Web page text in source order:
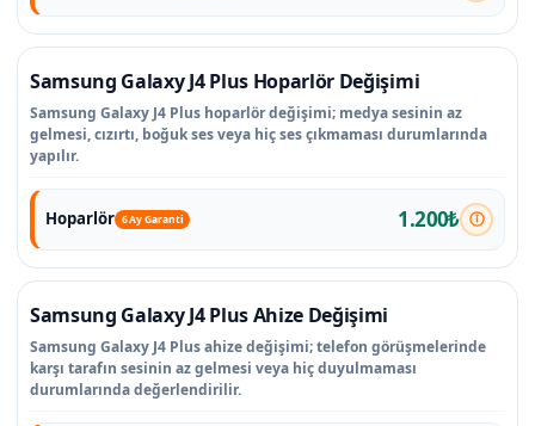
Samsung Galaxy J4 Plus Hoparlör Değişimi
Samsung Galaxy J4 Plus hoparlör değişimi; medya sesinin az
gelmesi, cızırtı, boğuk ses veya hiç ses çıkmaması durumlarında
yapılır.
Hoparlör 6 Ay Garanti 1.200₺
Samsung Galaxy J4 Plus Ahize Değişimi
Samsung Galaxy J4 Plus ahize değişimi; telefon görüşmelerinde
karşı tarafın sesinin az gelmesi veya hiç duyulmaması
durumlarında değerlendirilir.